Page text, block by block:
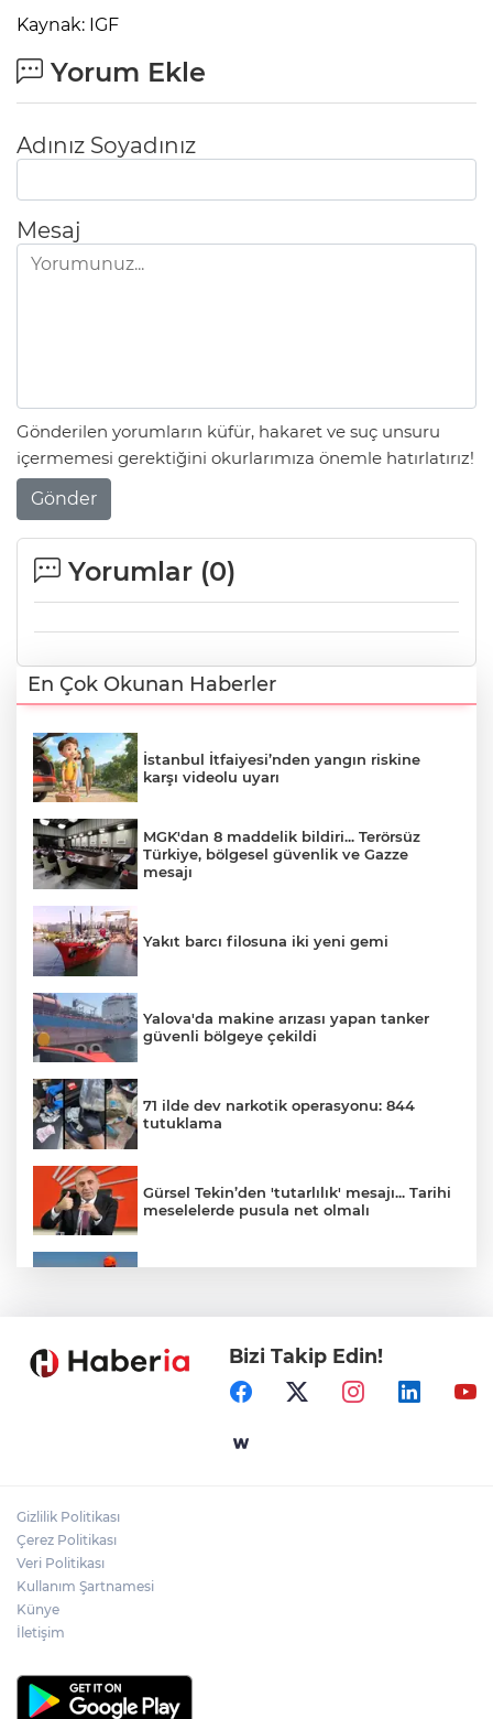
Kaynak: IGF
Yorum Ekle
Adınız Soyadınız
Mesaj
Gönderilen yorumların küfür, hakaret ve suç unsuru
içermemesi gerektiğini okurlarımıza önemle hatırlatırız!
Gönder
Yorumlar (0)
En Çok Okunan Haberler
İstanbul İtfaiyesi’nden yangın riskine
karşı videolu uyarı
MGK'dan 8 maddelik bildiri... Terörsüz
Türkiye, bölgesel güvenlik ve Gazze
mesajı
Yakıt barcı filosuna iki yeni gemi
Yalova'da makine arızası yapan tanker
güvenli bölgeye çekildi
71 ilde dev narkotik operasyonu: 844
tutuklama
Gürsel Tekin’den 'tutarlılık' mesajı... Tarihi
meselelerde pusula net olmalı
Samsun’da Alaçam'a yeni yaşam alanı
Yapay zekada onlarca uygulamanın
Bizi Takip Edin!
Gizlilik Politikası
Çerez Politikası
Veri Politikası
Kullanım Şartnamesi
Künye
İletişim